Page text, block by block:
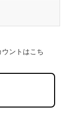
ントはこち